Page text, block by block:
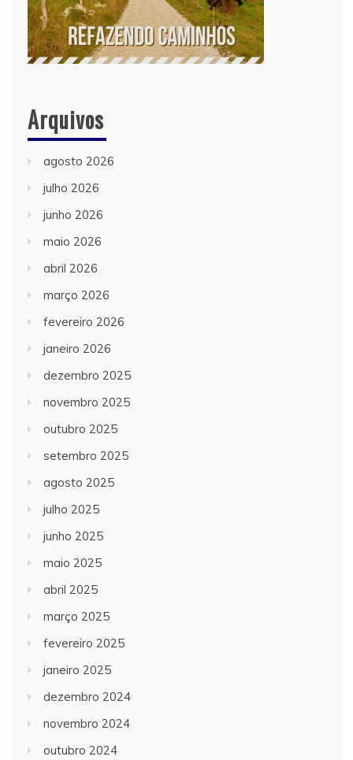
Arquivos
agosto 2026
julho 2026
junho 2026
maio 2026
abril 2026
março 2026
fevereiro 2026
janeiro 2026
dezembro 2025
novembro 2025
outubro 2025
setembro 2025
agosto 2025
julho 2025
junho 2025
maio 2025
abril 2025
março 2025
fevereiro 2025
janeiro 2025
dezembro 2024
novembro 2024
outubro 2024